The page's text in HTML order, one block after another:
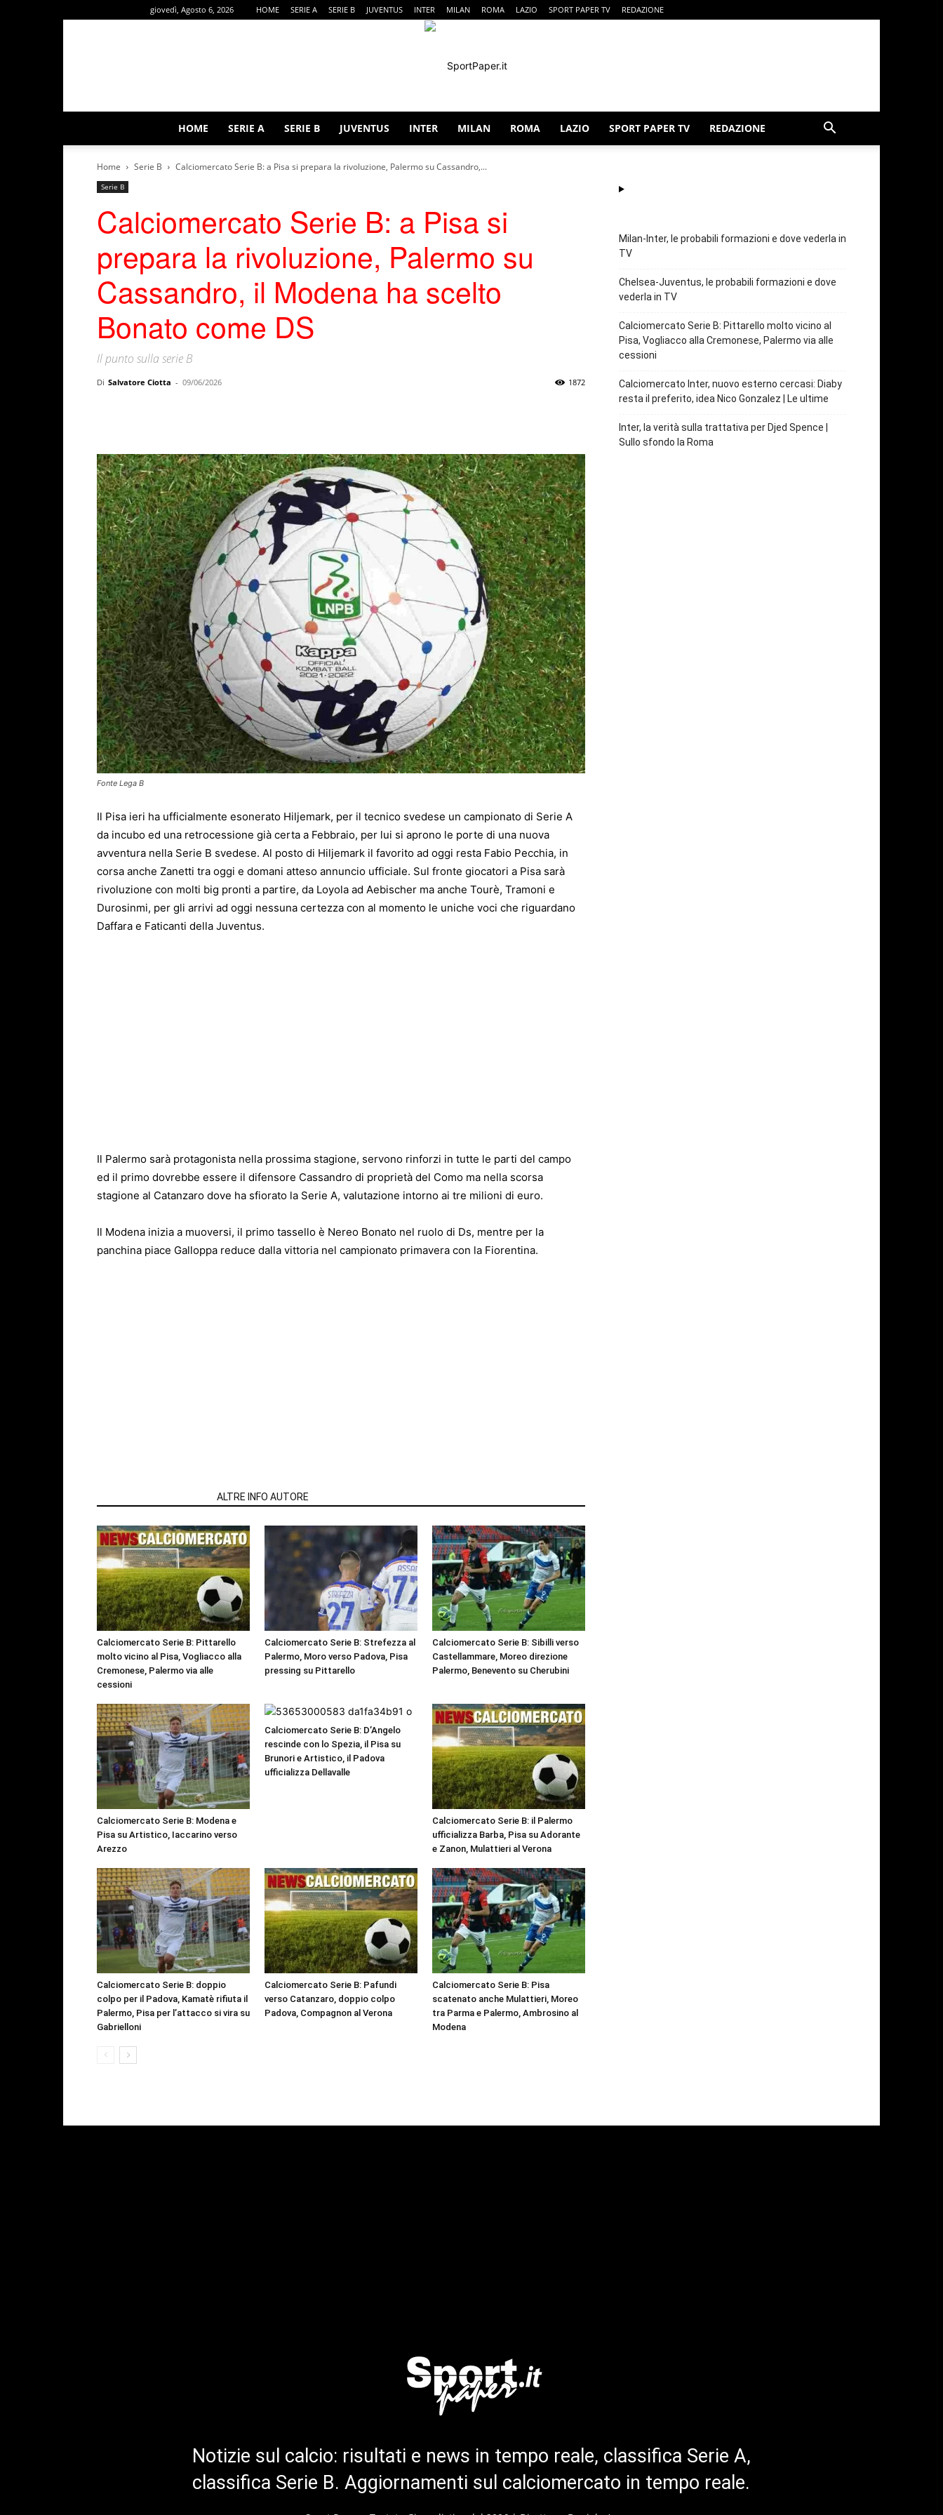
giovedì, Agosto 6, 2026 HOME SERIE A SERIE B JUVENTUS INTER MILAN ROMA LAZIO SPORT PAPER TV REDAZIONE
HOME SERIE A SERIE B JUVENTUS INTER MILAN ROMA LAZIO SPORT PAPER TV REDAZIONE
Home Serie B Calciomercato Serie B: a Pisa si prepara la rivoluzione, Palermo su Cassandro,...
Serie B
Calciomercato Serie B: a Pisa si
prepara la rivoluzione, Palermo su
Cassandro, il Modena ha scelto
Bonato come DS
Il punto sulla serie B
Di Salvatore Ciotta - 09/06/2026 1872
Fonte Lega B
Il Pisa ieri ha ufficialmente esonerato Hiljemark, per il tecnico svedese un campionato di Serie A
da incubo ed una retrocessione già certa a Febbraio, per lui si aprono le porte di una nuova
avventura nella Serie B svedese. Al posto di Hiljemark il favorito ad oggi resta Fabio Pecchia, in
corsa anche Zanetti tra oggi e domani atteso annuncio ufficiale. Sul fronte giocatori a Pisa sarà
rivoluzione con molti big pronti a partire, da Loyola ad Aebischer ma anche Tourè, Tramoni e
Durosinmi, per gli arrivi ad oggi nessuna certezza con al momento le uniche voci che riguardano
Daffara e Faticanti della Juventus.
Il Palermo sarà protagonista nella prossima stagione, servono rinforzi in tutte le parti del campo
ed il primo dovrebbe essere il difensore Cassandro di proprietà del Como ma nella scorsa
stagione al Catanzaro dove ha sfiorato la Serie A, valutazione intorno ai tre milioni di euro.
Il Modena inizia a muoversi, il primo tassello è Nereo Bonato nel ruolo di Ds, mentre per la
panchina piace Galloppa reduce dalla vittoria nel campionato primavera con la Fiorentina.
ALTRE INFO AUTORE
Calciomercato Serie B: Pittarello
molto vicino al Pisa, Vogliacco alla
Cremonese, Palermo via alle
cessioni
Calciomercato Serie B: Strefezza al
Palermo, Moro verso Padova, Pisa
pressing su Pittarello
Calciomercato Serie B: Sibilli verso
Castellammare, Moreo direzione
Palermo, Benevento su Cherubini
Calciomercato Serie B: Modena e
Pisa su Artistico, Iaccarino verso
Arezzo
Calciomercato Serie B: D’Angelo
rescinde con lo Spezia, il Pisa su
Brunori e Artistico, il Padova
ufficializza Dellavalle
Calciomercato Serie B: il Palermo
ufficializza Barba, Pisa su Adorante
e Zanon, Mulattieri al Verona
Calciomercato Serie B: doppio
colpo per il Padova, Kamatè rifiuta il
Palermo, Pisa per l’attacco si vira su
Gabrielloni
Calciomercato Serie B: Pafundi
verso Catanzaro, doppio colpo
Padova, Compagnon al Verona
Calciomercato Serie B: Pisa
scatenato anche Mulattieri, Moreo
tra Parma e Palermo, Ambrosino al
Modena
Milan-Inter, le probabili formazioni e dove vederla in
TV
Chelsea-Juventus, le probabili formazioni e dove
vederla in TV
Calciomercato Serie B: Pittarello molto vicino al
Pisa, Vogliacco alla Cremonese, Palermo via alle
cessioni
Calciomercato Inter, nuovo esterno cercasi: Diaby
resta il preferito, idea Nico Gonzalez | Le ultime
Inter, la verità sulla trattativa per Djed Spence |
Sullo sfondo la Roma
Notizie sul calcio: risultati e news in tempo reale, classifica Serie A,
classifica Serie B. Aggiornamenti sul calciomercato in tempo reale.